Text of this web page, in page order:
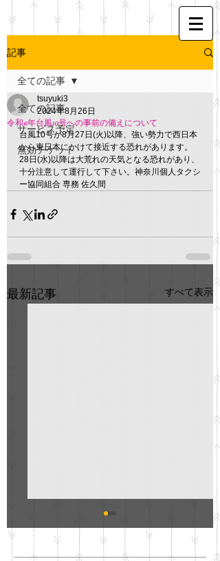
記事
全ての記事
サービス予定
無効チケット
全ての記事
令和6年台風10号への事前の備えについて
tsuyuki3
2024年8月26日
台風10号が8月27日(火)以降、強い勢力で西日本
から東日本にかけて接近する恐れがあります。
28日(水)以降は大荒れの天気となる恐れがあり、
十分注意して運行して下さい。神奈川個人タクシ
ー協同組合 専務 佐久間
最新記事 すべて表示
明日(11月6日)午後3時～5
最新記事